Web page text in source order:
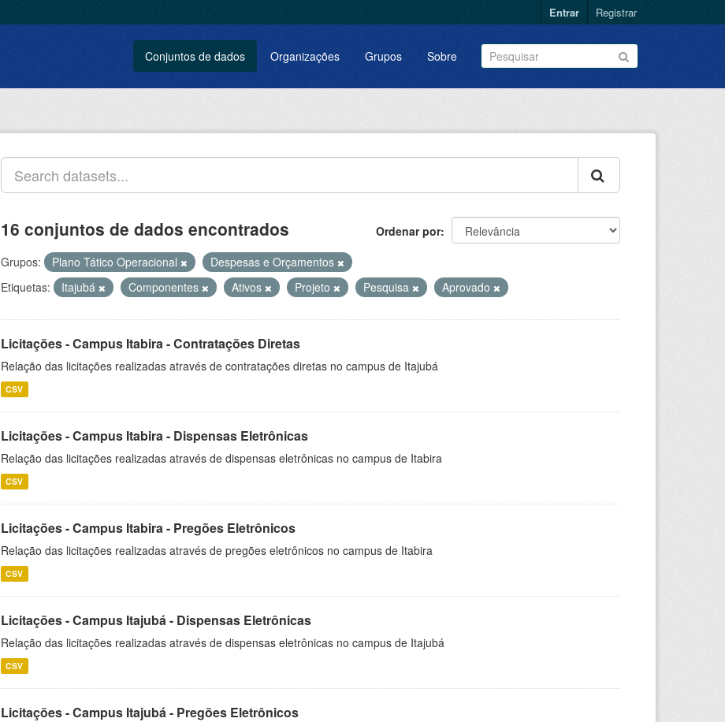
Entrar Registrar
Conjuntos de dados Organizações Grupos Sobre
Ordenar por
16 conjuntos de dados encontrados
Grupos: Plano Tático Operacional
Despesas e Orçamentos
Etiquetas:
Itajubá Componentes Ativos Projeto Pesquisa Aprovado
Licitações - Campus Itabira - Contratações Diretas
Relação das licitações realizadas através de contratações diretas no campus de Itajubá
CSV
Licitações - Campus Itabira - Dispensas Eletrônicas
Relação das licitações realizadas através de dispensas eletrônicas no campus de Itabira
CSV
Licitações - Campus Itabira - Pregões Eletrônicos
Relação das licitações realizadas através de pregões eletrônicos no campus de Itabira
CSV
Licitações - Campus Itajubá - Dispensas Eletrônicas
Relação das licitações realizadas através de dispensas eletrônicas no campus de Itajubá
CSV
Licitações - Campus Itajubá - Pregões Eletrônicos